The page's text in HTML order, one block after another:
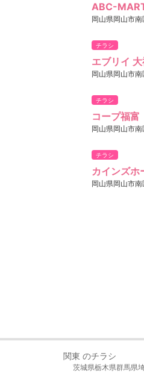
ABC-
岡山県岡山市
チラシ
エブリイ
岡山県岡山市
チラシ
コープ福富
岡山県岡山市
チラシ
カインズホ
岡山県岡山市
関東 のチラシ
茨城県栃木県群馬県